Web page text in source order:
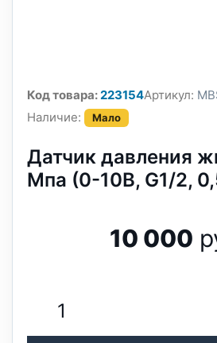
Код товара:223154Артикул:
Наличие:
Мало
Датчик давления
Мпа (0-10В, G1/2,
10 000